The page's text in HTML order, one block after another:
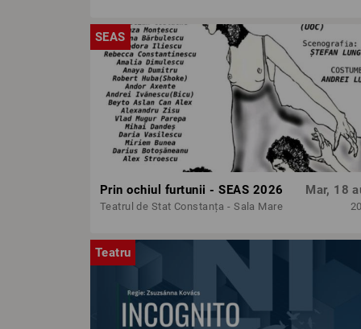
SEAS
Prin ochiul furtunii - SEAS 2026
Teatrul de Stat Constanța - Sala Mare
Mar, 18
Teatru